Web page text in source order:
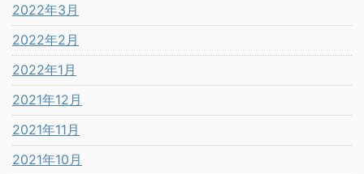
2022年3月
2022年2月
2022年1月
2021年12月
2021年11月
2021年10月